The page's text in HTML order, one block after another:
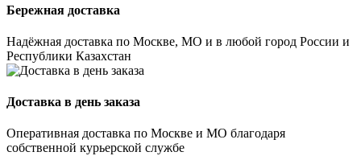
Бережная доставка
Надёжная доставка по Москве, МО и в любой город России и
Республики Казахстан
Доставка в день заказа
Оперативная доставка по Москве и МО благодаря
собственной курьерской службе